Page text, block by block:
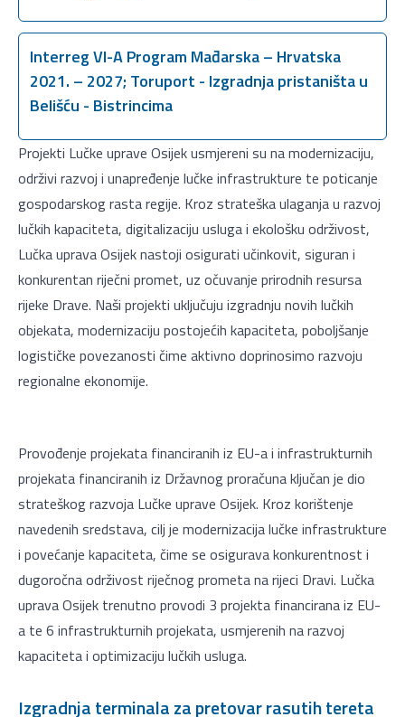
Projekti Lučke uprave Osijek usmjereni su na modernizaciju,
održivi razvoj i unapređenje lučke infrastrukture te poticanje
gospodarskog rasta regije. Kroz strateška ulaganja u razvoj
lučkih kapaciteta, digitalizaciju usluga i ekološku održivost,
Lučka uprava Osijek nastoji osigurati učinkovit, siguran i
konkurentan riječni promet, uz očuvanje prirodnih resursa
rijeke Drave. Naši projekti uključuju izgradnju novih lučkih
objekata, modernizaciju postojećih kapaciteta, poboljšanje
logističke povezanosti čime aktivno doprinosimo razvoju
regionalne ekonomije.
Provođenje projekata financiranih iz EU-a i infrastrukturnih
projekata financiranih iz Državnog proračuna ključan je dio
strateškog razvoja Lučke uprave Osijek. Kroz korištenje
navedenih sredstava, cilj je modernizacija lučke infrastrukture
i povećanje kapaciteta, čime se osigurava konkurentnost i
dugoročna održivost riječnog prometa na rijeci Dravi. Lučka
uprava Osijek trenutno provodi 3 projekta financirana iz EU-
a te 6 infrastrukturnih projekata, usmjerenih na razvoj
kapaciteta i optimizaciju lučkih usluga.
Izgradnja terminala za pretovar rasutih tereta
Interreg VI-A Program Mađarska – Hrvatska
2021. – 2027; Toruport - Izgradnja pristaništa u
Belišću - Bistrincima